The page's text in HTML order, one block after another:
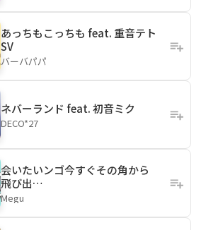
あっちもこっちも feat. 重音テト
SV
バーバパパ
ネバーランド feat. 初音ミク
DECO*27
会いたいンゴ今すぐその角から
飛び出…
Megu